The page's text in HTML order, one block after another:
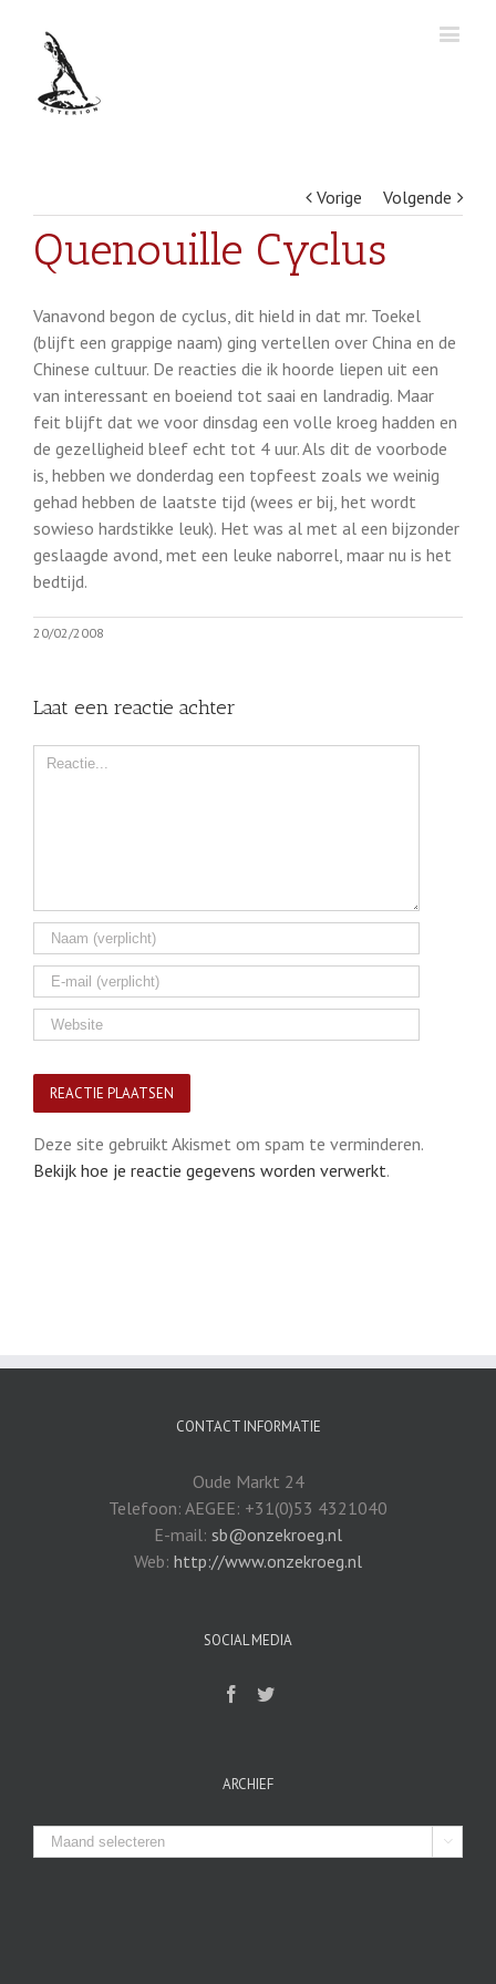
Vorige Volgende
Quenouille Cyclus
Vanavond begon de cyclus, dit hield in dat mr. Toekel
(blijft een grappige naam) ging vertellen over China en de
Chinese cultuur. De reacties die ik hoorde liepen uit een
van interessant en boeiend tot saai en landradig. Maar
feit blijft dat we voor dinsdag een volle kroeg hadden en
de gezelligheid bleef echt tot 4 uur. Als dit de voorbode
is, hebben we donderdag een topfeest zoals we weinig
gehad hebben de laatste tijd (wees er bij, het wordt
sowieso hardstikke leuk). Het was al met al een bijzonder
geslaagde avond, met een leuke naborrel, maar nu is het
bedtijd.
20/02/2008
Laat een reactie achter
Comment
Deze site gebruikt Akismet om spam te verminderen.
Bekijk hoe je reactie gegevens worden verwerkt.
CONTACT INFORMATIE
Oude Markt 24
Telefoon: AEGEE: +31(0)53 4321040
E-mail: sb@onzekroeg.nl
Web: http://www.onzekroeg.nl
SOCIAL MEDIA
ARCHIEF
